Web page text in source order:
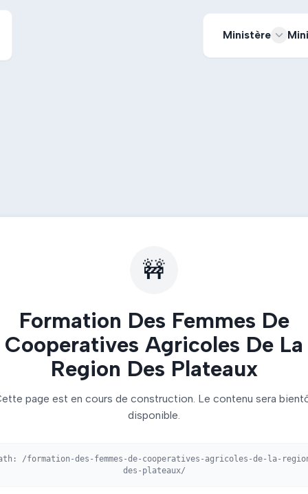
Ministère
🚧
Formation Des Femmes De
Cooperatives Agricoles De La
Region Des Plateaux
page est en cours de construction. Le contenu sera
disponible.
/formation-des-femmes-de-cooperatives-agricoles-de-la-
des-plateaux/